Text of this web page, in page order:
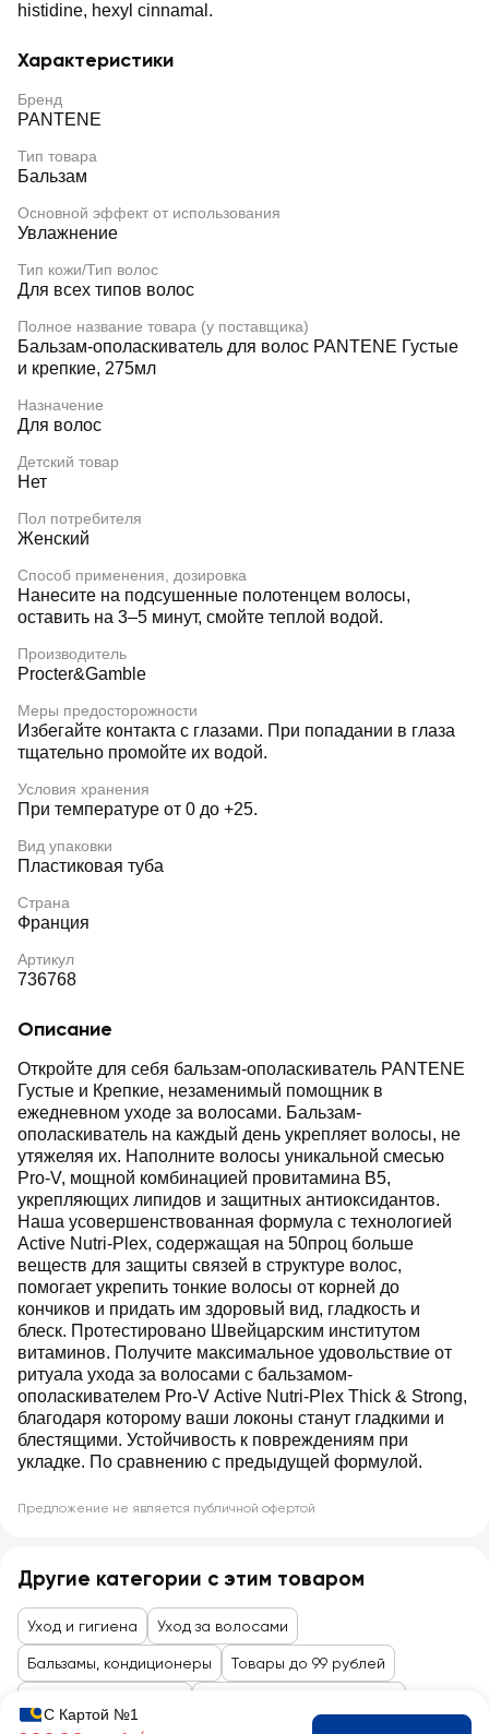
histidine, hexyl cinnamal.
Характеристики
Бренд
PANTENE
Тип товара
Бальзам
Основной эффект от использования
Увлажнение
Тип кожи/Тип волос
Для всех типов волос
Полное название товара (у поставщика)
Бальзам-ополаскиватель для волос PANTENE Густые
и крепкие, 275мл
Назначение
Для волос
Детский товар
Нет
Пол потребителя
Женский
Способ применения, дозировка
Нанесите на подсушенные полотенцем волосы,
оставить на 3–5 минут, смойте теплой водой.
Производитель
Procter&Gamble
Меры предосторожности
Избегайте контакта с глазами. При попадании в глаза
тщательно промойте их водой.
Условия хранения
При температуре от 0 до +25.
Вид упаковки
Пластиковая туба
Страна
Франция
Артикул
736768
Описание
Откройте для себя бальзам-ополаскиватель PANTENE
Густые и Крепкие, незаменимый помощник в
ежедневном уходе за волосами. Бальзам-
ополаскиватель на каждый день укрепляет волосы, не
утяжеляя их. Наполните волосы уникальной смесью
Pro-V, мощной комбинацией провитамина B5,
укрепляющих липидов и защитных антиоксидантов.
Наша усовершенствованная формула с технологией
Active Nutri-Plex, содержащая на 50проц больше
веществ для защиты связей в структуре волос,
помогает укрепить тонкие волосы от корней до
кончиков и придать им здоровый вид, гладкость и
блеск. Протестировано Швейцарским институтом
витаминов. Получите максимальное удовольствие от
ритуала ухода за волосами с бальзамом-
ополаскивателем Pro-V Active Nutri-Plex Thick & Strong,
благодаря которому ваши локоны станут гладкими и
блестящими. Устойчивость к повреждениям при
укладке. По сравнению с предыдущей формулой.
Предложение не является публичной офертой
Другие категории с этим товаром
Уход и гигиена Уход за волосами
Бальзамы, кондиционеры Товары до 99 рублей
С Картой №1